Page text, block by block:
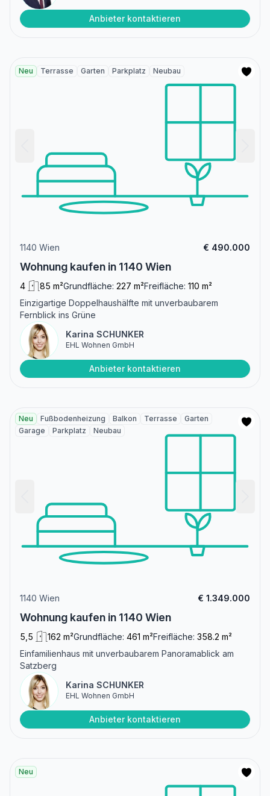
Anbieter kontaktieren
Neu Terrasse Garten Parkplatz Neubau
1140 Wien € 490.000
Wohnung kaufen in 1140 Wien
4 85 m²Grundfläche: 227 m²Freifläche: 110 m²
Einzigartige Doppelhaushälfte mit unverbaubarem
Fernblick ins Grüne
Karina SCHUNKER
EHL Wohnen GmbH
Anbieter kontaktieren
Neu Fußbodenheizung Balkon Terrasse
Garten
Garage
Parkplatz Neubau
1140 Wien € 1.349.000
Wohnung kaufen in 1140 Wien
5,5 162 m²Grundfläche: 461 m²Freifläche: 358.2 m²
Einfamilienhaus mit unverbaubarem Panoramablick am
Satzberg
Karina SCHUNKER
EHL Wohnen GmbH
Anbieter kontaktieren
Neu